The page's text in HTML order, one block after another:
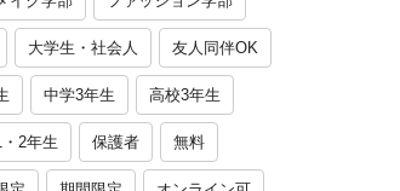
大学生・社会人 友人同伴OK
中学3年生 高校3年生
2年生 保護者 無料